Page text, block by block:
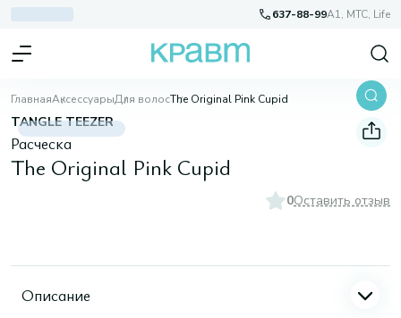
637-88-99A1, МТС, Life
ГлавнаяАксессуарыДля волосThe Original Pink Cupid
TANGLE TEEZER
Расческа
The Original Pink Cupid
0Оставить отзыв
Описание